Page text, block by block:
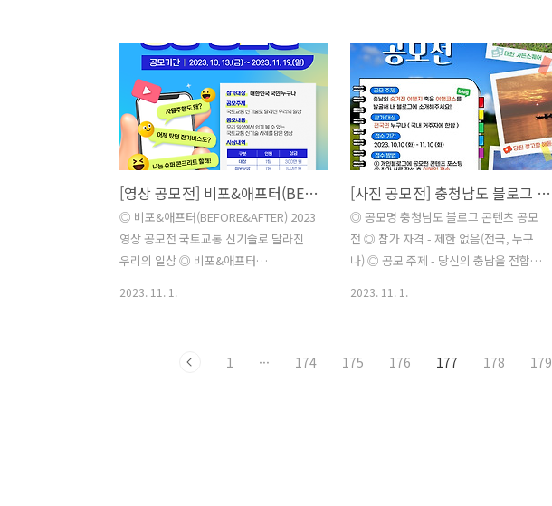
전시관, 옥포대첩기념공원, 칠천량해전공
원, 수협효시공원, 거제자연휴양림 중 1
곳 이상 필수포함 ◎ 공모자격 만 19세 이
상 대한민국 국민 누구나(개인 또는 팀)
◎ 접수기간 2023. 10. 5.(목) ~ 2023. 11.
8.(수) 18:00 ◎ 홍보기간 2023. 11. 9.(목)
~ 2023. 11. 22.(수) ※약 2주간 본인 유튜
브 계정에 영상 업로드하여 홍보 필수 ◎
분량 1분 30초 이상 ~ 5분 이내 동영상 ◎
해상도(영상크기) 1920*1080(Full HD)
이상..
하신 분 ◎ 정원 30명 ◎ 교육기간 2023-
12-18 ~ 2024-03-14 ◎ 선발절차 STEP
1. 자격 확인 - 수강지원서 기반 서류심사
진행 STEP 2. 레벨테스트-포트폴리오 제
출(asou920@medici-edu.co.kr)대체
STEP 3. 오프라인 대면 면접 진행 - STEP
4. 최종 합격자 안내 및 예치금 납부 STEP
5. 최종 선발 및 교육 시작 ◎ 선발기준 지
원동기 및 학습 의지, 취창업 의지 중점적
평가​ ◎ 교육목표 웹툰제작사..
[영상 공모전] 비포&애프터(BEFORE&AFTER) 2023 영상 공모전
◎ 비포&애프터(BEFORE&AFTER) 2023
영상 공모전 국토교통 신기술로 달라진
우리의 일상 ◎ 비포&애프터
교통 신기술로 달라진 우리의 일상 ◎ 공
2023. 11. 1.
[사진 공모전] 충청남도 블로그 콘텐츠 공모전
◎ 공모명 충청남도 블로그 콘텐츠 공모
전 ◎ 참가 자격 - 제한 없음(전국, 누구
나) ◎ 공모 주제 - 당신의 충남을 전합니
09:00 ~ 2023-11-10(금) 18:00 - 발표기
2023. 11. 1.
1 ··· 174 175 176 177 178 179